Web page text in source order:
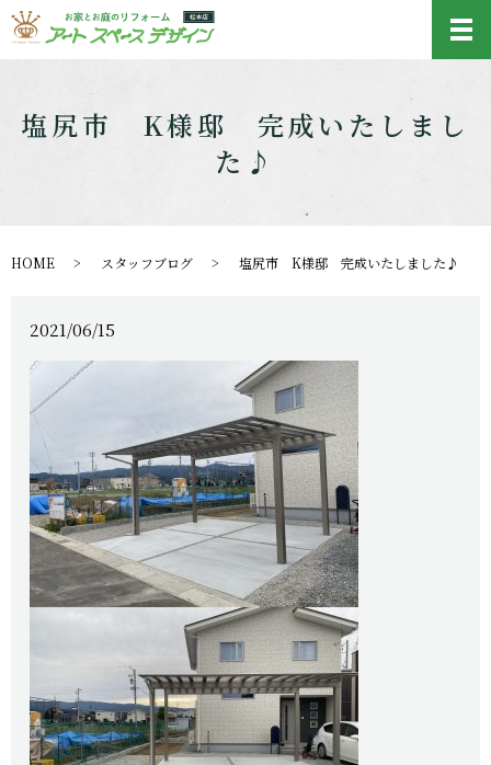
塩尻市 K様邸 完成いたしまし
た♪
HOME スタッフブログ 塩尻市 K様邸 完成いたしました♪
2021/06/15